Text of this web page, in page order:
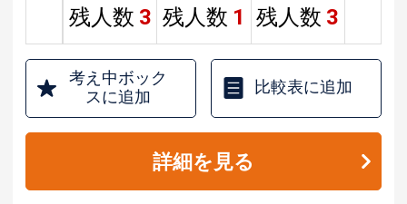
残人数 3 残人数 1 残人数 3
考え中ボック
スに追加
比較表に追加
詳細を見る